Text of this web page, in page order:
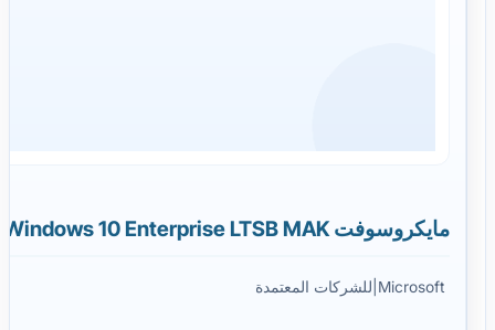
مايكروسوفت Windows 10 Enterprise LTSB MAK
Microsoft للشركات المعتمدة